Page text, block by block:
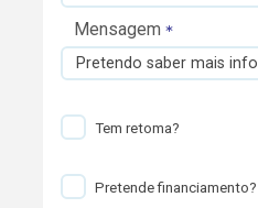
Mensagem
Pretendo saber mais
Tem retoma?
Pretende financiamento?